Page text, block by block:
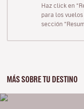
Haz click en
para los
sección
MÁS SOBRE TU DESTINO